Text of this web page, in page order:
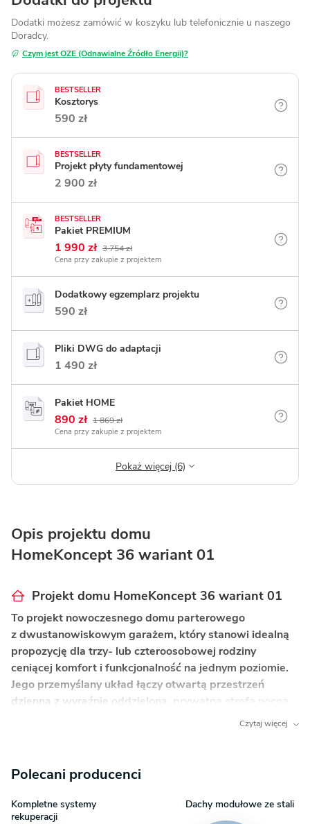
Dodatki możesz zamówić w koszyku lub telefonicznie u naszego
Doradcy.
Czym jest OZE (Odnawialne Źródło Energii)?
BESTSELLER
Kosztorys
590 zł
BESTSELLER
Projekt płyty fundamentowej
2 900 zł
BESTSELLER
Pakiet PREMIUM
3 754 zł
1 990 zł
Cena przy zakupie z projektem
Dodatkowy egzemplarz projektu
590 zł
Pliki DWG do adaptacji
1 490 zł
Pakiet HOME
1 869 zł
890 zł
Cena przy zakupie z projektem
Pokaż więcej (6)
Opis projektu domu
HomeKoncept 36 wariant 01
Projekt domu HomeKoncept 36 wariant 01
To projekt nowoczesnego domu parterowego
z dwustanowiskowym garażem, który stanowi idealną
propozycję dla trzy- lub czteroosobowej rodziny
ceniącej komfort i funkcjonalność na jednym poziomie.
Jego przemyślany układ łączy otwartą przestrzeń
dzienną z wyraźnie oddzieloną, prywatną strefą nocną,
zapewniając wygodę wszystkim domownikom.
Otwarta strefa dzienna z kominkiem
spędzaniu czasu przytulnej atmosferze.
Czytaj więcej
Polecani producenci
Kompletne systemy
rekuperacji
Dachy modułowe ze stali